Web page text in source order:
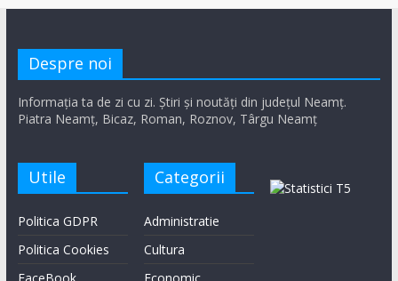
Despre noi
Informația ta de zi cu zi. Știri și noutăți din județul Neamț.
Piatra Neamț, Bicaz, Roman, Roznov, Târgu Neamț
Utile
Politica GDPR
Politica Cookies
Categorii
Administratie
Cultura